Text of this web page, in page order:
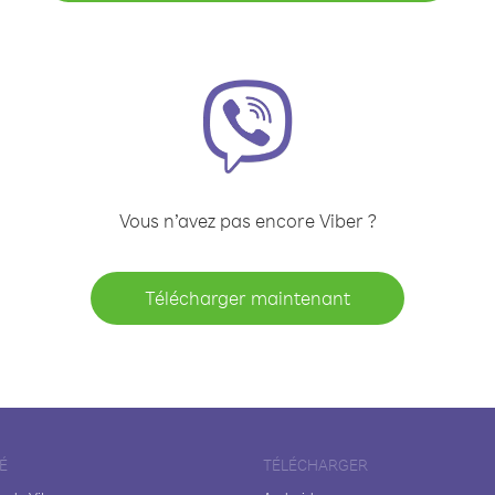
Vous n’avez pas encore Viber ?
Télécharger maintenant
TÉLÉCHARGER